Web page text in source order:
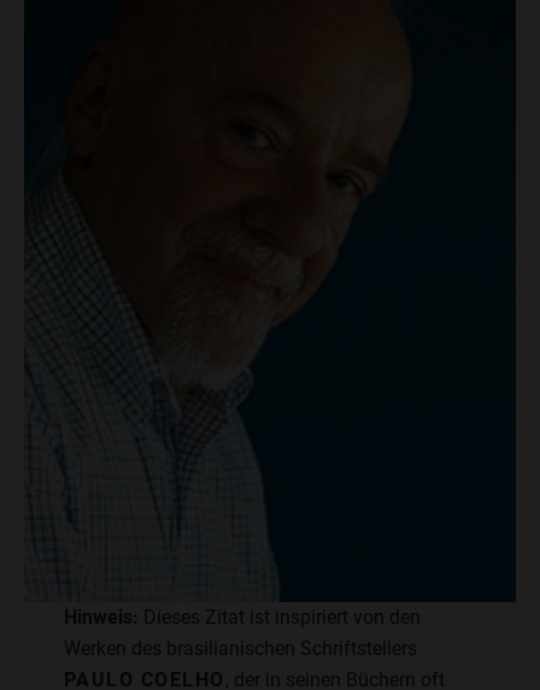
Hinweis: Dieses Zitat ist inspiriert von den
Werken des brasilianischen Schriftstellers
PAULO COELHO , der in seinen Büchern oft